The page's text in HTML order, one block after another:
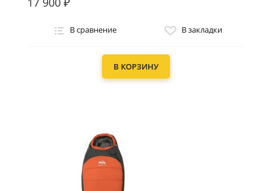
В сравнение В закладки
В КОРЗИНУ